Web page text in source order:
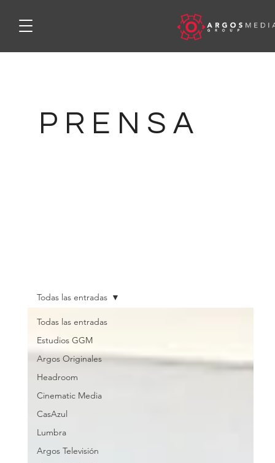
P R E N S A
Todas las entradas
Estudios GGM
Argos Originales
Headroom
Cinematic Media
CasAzul
Lumbra
Argos Televisión
Todas las entradas